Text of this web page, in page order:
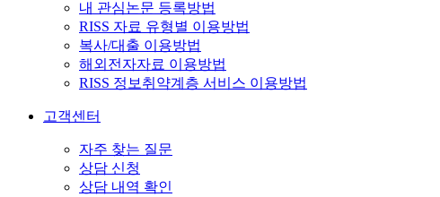
내 관심논문 등록방법
RISS 자료 유형별 이용방법
복사/대출 이용방법
해외전자자료 이용방법
RISS 정보취약계층 서비스 이용방법
고객센터
자주 찾는 질문
상담 신청
상담 내역 확인